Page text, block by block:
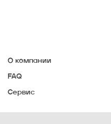
О компании
FAQ
Сервис